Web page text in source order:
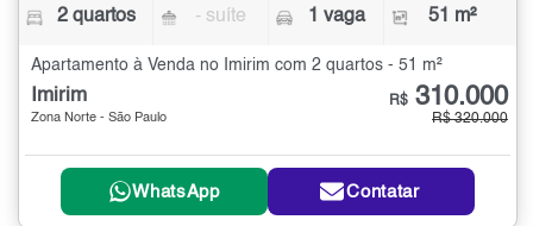
2 quartos - suíte 1 vaga 51 m²
Apartamento à Venda no Imirim com 2 quartos - 51 m²
Imirim
Zona Norte - São Paulo
R$ 310.000
R$ 320.000
WhatsApp Contatar